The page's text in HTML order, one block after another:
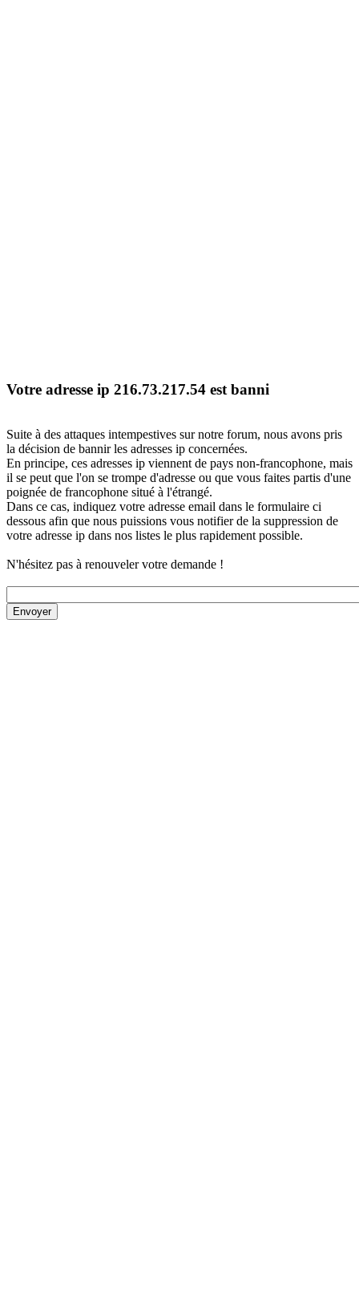
Votre adresse ip 216.73.217.54 est banni
Suite à des attaques intempestives sur notre forum, nous avons pris
la décision de bannir les adresses ip concernées.
En principe, ces adresses ip viennent de pays non-francophone, mais
il se peut que l'on se trompe d'adresse ou que vous faites partis d'une
poignée de francophone situé à l'étrangé.
Dans ce cas, indiquez votre adresse email dans le formulaire ci
dessous afin que nous puissions vous notifier de la suppression de
votre adresse ip dans nos listes le plus rapidement possible.
N'hésitez pas à renouveler votre demande !